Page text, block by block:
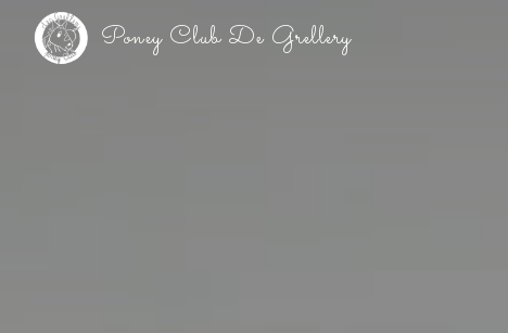
Poney Club De Grellery
Panneau de gestion des cookies